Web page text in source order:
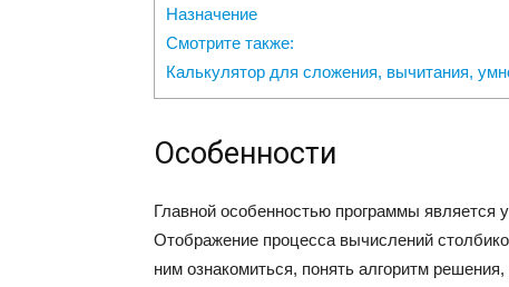
Назначение
Смотрите также:
Калькулятор для сложения, вычитания,
Особенности
Главной особенностью программы является
Отображение процесса вычислений
ним ознакомиться, понять алгоритм